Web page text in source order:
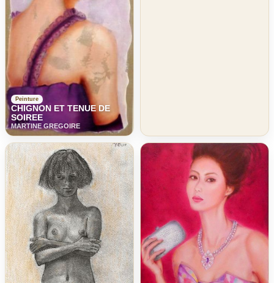
Peinture
CHIGNON ET TENUE DE
SOIREE
MARTINE GREGOIRE